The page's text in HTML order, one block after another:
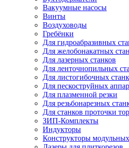
Вакуумные насосы
Винты
Воздуховоды
Гребёнки
Для гидроабразивных
Для желобонакатных
Для лазерных станков
Для ленточнопильных
Для листогибочных
Для пескоструйных
Для плазменной резки
Для резьбонарезных
Для станков проточки
ЗИП-Комплекты
Индукторы
Конструкторы